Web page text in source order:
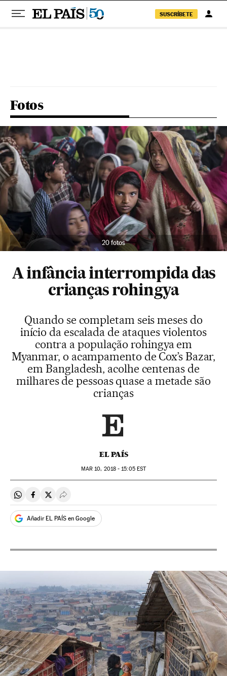
SUSCRÍBETE
Fotos
20 fotos
A infância interrompida das
crianças rohingya
Quando se completam seis meses do
início da escalada de ataques violentos
contra a população rohingya em
Myanmar, o acampamento de Cox’s Bazar,
em Bangladesh, acolhe centenas de
milhares de pessoas quase a metade são
crianças
EL PAÍS
MAR 10, 2018 - 15:05EST
Compartir en Whatsapp
Compartir en Facebook
Compartir en Twitter
Desplegar Redes Sociales
Añadir EL PAÍS en Google